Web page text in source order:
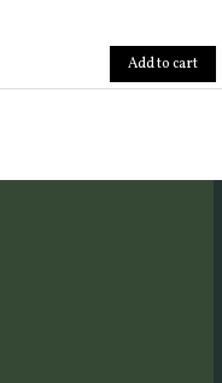
Add to cart